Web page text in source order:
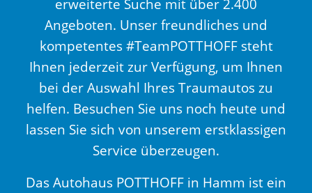
erweiterte Suche mit über 2.400
Angeboten. Unser freundliches und
kompetentes #TeamPOTTHOFF steht
Ihnen jederzeit zur Verfügung, um Ihnen
bei der Auswahl Ihres Traumautos zu
helfen. Besuchen Sie uns noch heute und
lassen Sie sich von unserem erstklassigen
Service überzeugen.
Das Autohaus POTTHOFF in Hamm ist ein